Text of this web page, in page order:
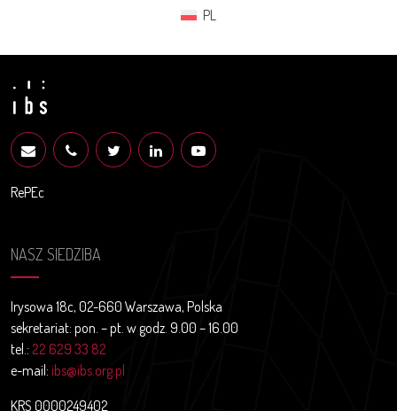
PL
RePEc
NASZ SIEDZIBA
Irysowa 18c, 02-660 Warszawa, Polska
sekretariat: pon. – pt. w godz. 9.00 – 16.00
tel.: 22 629 33 82
e-mail: ibs@ibs.org.pl
KRS 0000249402